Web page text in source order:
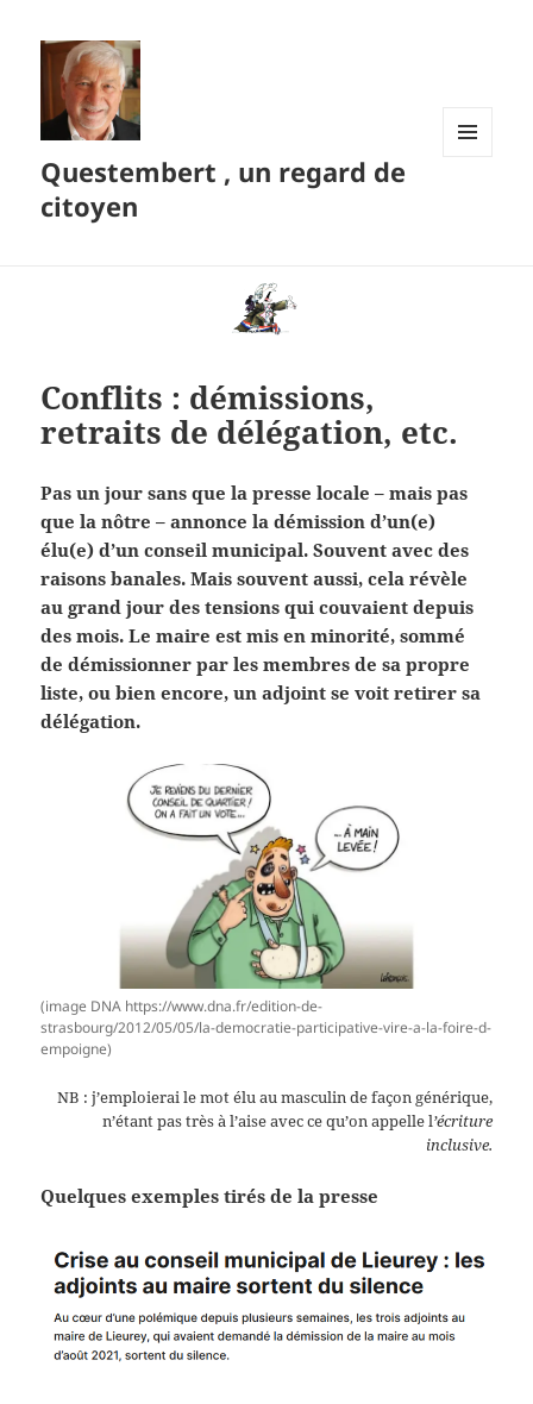
Questembert , un regard de
citoyen
Conflits : démissions,
retraits de délégation, etc.
Pas un jour sans que la presse locale – mais pas
que la nôtre – annonce la démission d’un(e)
élu(e) d’un conseil municipal. Souvent avec des
raisons banales. Mais souvent aussi, cela révèle
au grand jour des tensions qui couvaient depuis
des mois. Le maire est mis en minorité, sommé
de démissionner par les membres de sa propre
liste, ou bien encore, un adjoint se voit retirer sa
délégation.
(image DNA https://www.dna.fr/edition-de-
strasbourg/2012/05/05/la-democratie-participative-vire-a-la-foire-d-
empoigne)
NB : j’emploierai le mot élu au masculin de façon générique,
n’étant pas très à l’aise avec ce qu’on appelle l’écriture
inclusive.
Quelques exemples tirés de la presse